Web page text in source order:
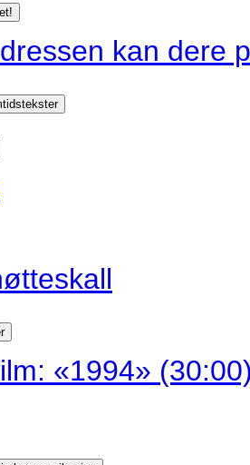
kan dere
«1994»